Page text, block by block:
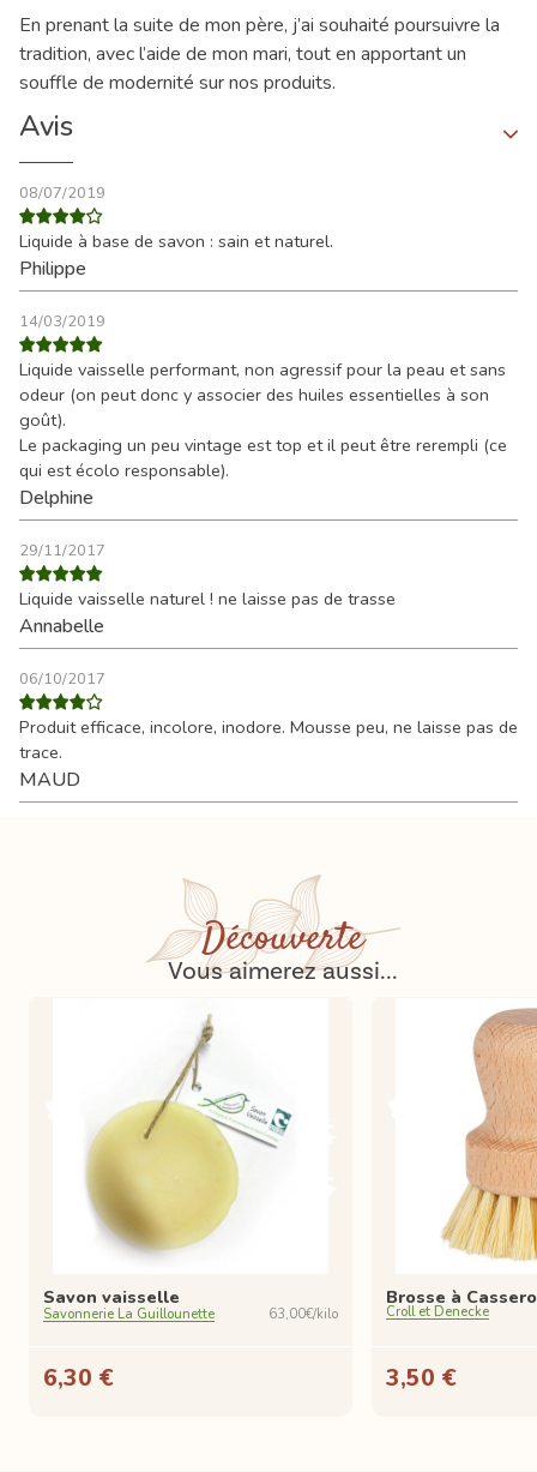
En prenant la suite de mon père, j’ai souhaité poursuivre la
tradition, avec l’aide de mon mari, tout en apportant un
souffle de modernité sur nos produits.
Avis
08/07/2019
Liquide à base de savon : sain et naturel.
Philippe
14/03/2019
Liquide vaisselle performant, non agressif pour la peau et sans
odeur (on peut donc y associer des huiles essentielles à son
goût).
Le packaging un peu vintage est top et il peut être rerempli (ce
qui est écolo responsable).
Delphine
29/11/2017
Liquide vaisselle naturel ! ne laisse pas de trasse
Annabelle
06/10/2017
Produit efficace, incolore, inodore. Mousse peu, ne laisse pas de
trace.
MAUD
Découverte
Vous aimerez aussi...
Savon vaisselle
Savonnerie La Guillounette 63,00€/kilo
6,30 €
Brosse à
Croll et Denecke
3,50 €